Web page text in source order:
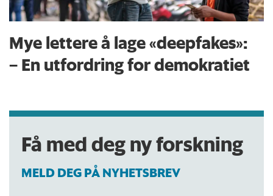
Mye lettere å lage «deepfakes»:
– En utfordring for demokratiet
Få med deg ny forskning
MELD DEG PÅ NYHETSBREV